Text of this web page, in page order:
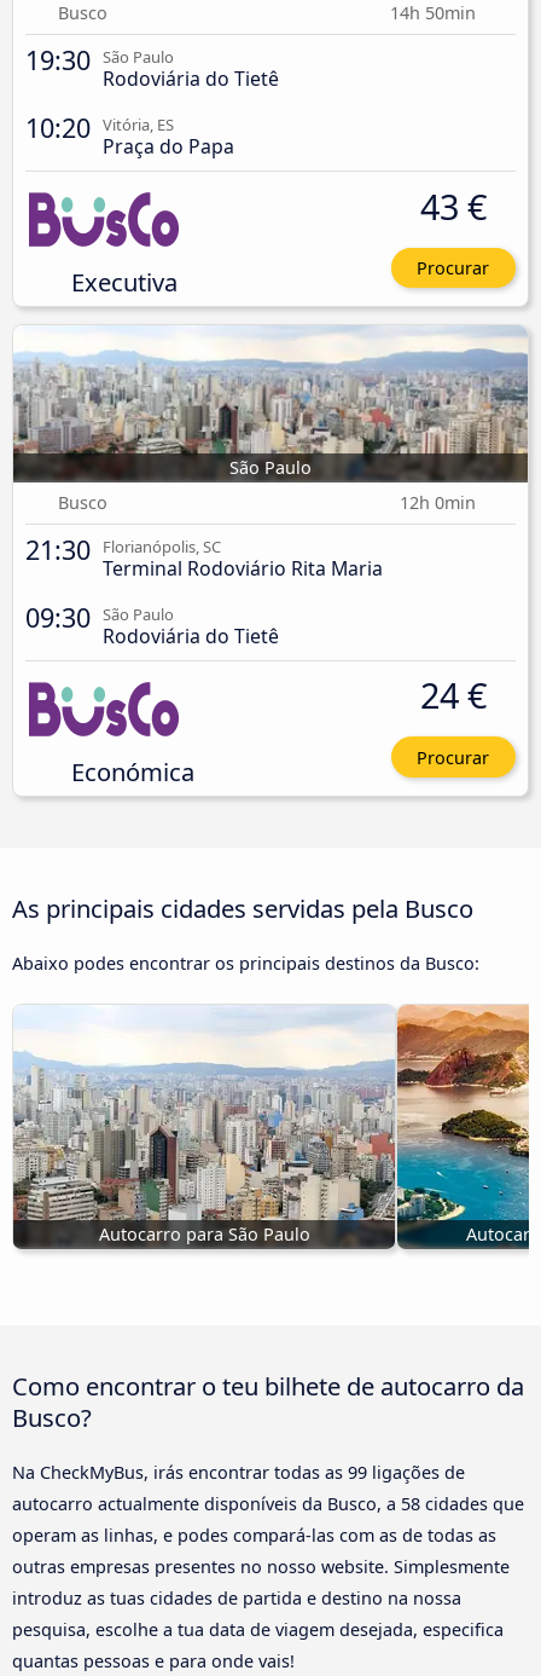
Busco
14h 50min
19:30 São Paulo
Rodoviária do Tietê
10:20 Vitória, ES
Praça do Papa
Executiva
43 €
Procurar
São Paulo
Busco
12h 0min
21:30 Florianópolis, SC
Terminal Rodoviário Rita Maria
09:30 São Paulo
Rodoviária do Tietê
Económica
24 €
Procurar
As principais cidades servidas pela Busco
Abaixo podes encontrar os principais destinos da Busco:
Autocarro para São Paulo
Como encontrar o teu bilhete de autocarro da
Busco?
Na CheckMyBus, irás encontrar todas as 99 ligações de
autocarro actualmente disponíveis da Busco, a 58 cidades que
operam as linhas, e podes compará-las com as de todas as
outras empresas presentes no nosso website. Simplesmente
introduz as tuas cidades de partida e destino na nossa
pesquisa, escolhe a tua data de viagem desejada, especifica
quantas pessoas e para onde vais!